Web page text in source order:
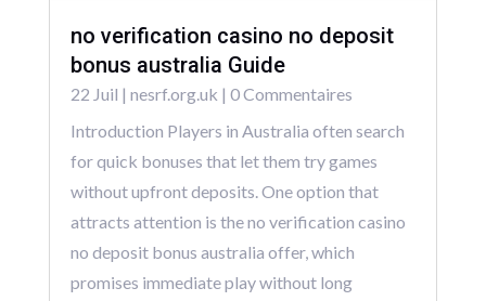
no verification casino no deposit
bonus australia Guide
22 Juil | nesrf.org.uk | 0 Commentaires
Introduction Players in Australia often search
for quick bonuses that let them try games
without upfront deposits. One option that
attracts attention is the no verification casino
no deposit bonus australia offer, which
promises immediate play without long